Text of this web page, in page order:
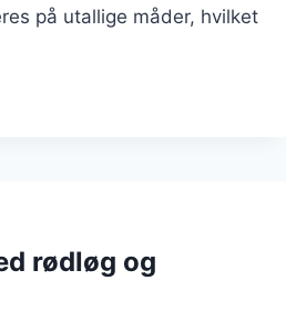
på utallige måder, hvilket
rødløg og